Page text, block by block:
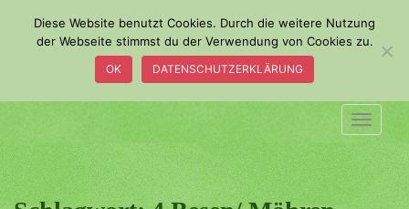
a
i
n
Diese Website benutzt Cookies. Durch die weitere Nutzung
der Webseite stimmst du der Verwendung von Cookies zu.
OK DATENSCHUTZERKLÄRUNG